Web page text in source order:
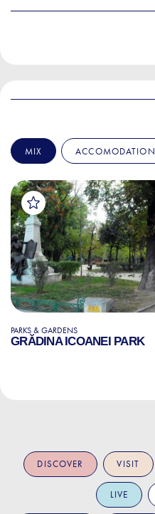
MIX ACCOMODATION
PARKS & GARDENS
GRĂDINA ICOANEI PARK
DISCOVER VISIT
LIVE